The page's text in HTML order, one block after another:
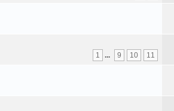
1 ... 9 10 11